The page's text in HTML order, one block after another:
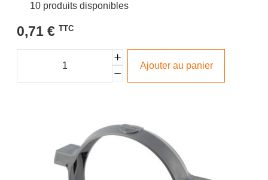
10 produits disponibles
0,71 € TTC
Ajouter au panier